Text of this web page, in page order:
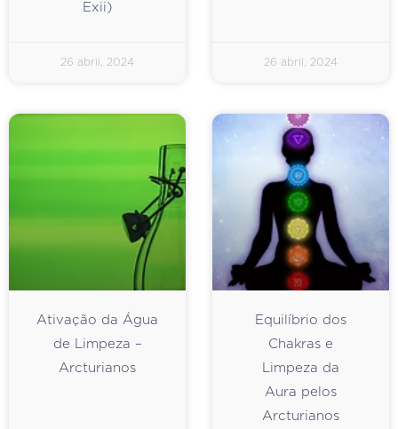
Exii)
26 abril, 2024 26 abril, 2024
Ativação da Água
de Limpeza –
Arcturianos
Equilíbrio dos
Chakras e
Limpeza da
Aura pelos
Arcturianos